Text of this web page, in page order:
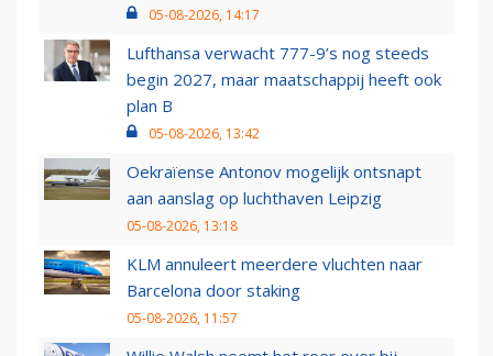
05-08-2026, 14:17
Lufthansa verwacht 777-9’s nog steeds
begin 2027, maar maatschappij heeft ook
plan B
05-08-2026, 13:42
Oekraïense Antonov mogelijk ontsnapt
aan aanslag op luchthaven Leipzig
05-08-2026, 13:18
KLM annuleert meerdere vluchten naar
Barcelona door staking
05-08-2026, 11:57